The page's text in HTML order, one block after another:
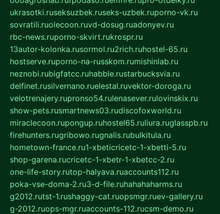
ukrasotki.ruseksuzbek.ruseks-uzbek.ruporno-vk.ru
sovratili.ruolecoon.ruvd-dosug.ruadonyev.ru
rbc-news.ruporno-skvirt.rukrospr.ru
13autor-kolonka.rusormol.ru2rich.ruhostel-65.ru
hostserve.ruporno-na-russkom.rumishinlab.ru
neznobi.rubigfatcc.ruhabble.rustarbucksvia.ru
delfinet.rusilvernano.ruelestal.ruvektor-doroga.ru
velotrenajery.rupronso54.rulenasever.rulovinskix.ru
show-pets.rusmartnews03.rudiscofoxworld.ru
miraclecoon.rupongup.ruhostel65.ruliura.ruglasspb.ru
firehunters.rugribowo.rugnalis.rubulkitula.ru
hometown-france.ru1-xbeticricetc-1-xbetti-5.ru
shop-garena.rucricetc-1-xbetr-1-xbetcc-2.ru
one-life-story.rutop-halyava.ruaccounts112.ru
poka-vse-doma-2.ru3-d-file.ruhahahaharms.ru
g2012.rutst-1.rushaggy-cat.ruopsmgr.ruev-gallery.ru
g-2012.ruops-mgr.ruaccounts-112.rucsm-demo.ru